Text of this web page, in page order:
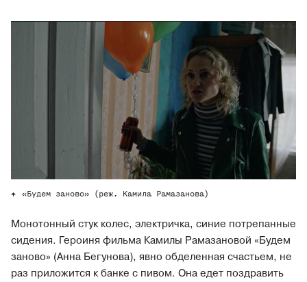
«Будем заново» (реж. Камила Рамазанова)
Монотонный стук колес, электричка, синие потрепанные
сидения. Героиня фильма Камилы Рамазановой «Будем
заново» (Анна Бегунова), явно обделенная счастьем, не
раз приложится к банке с пивом. Она едет поздравить